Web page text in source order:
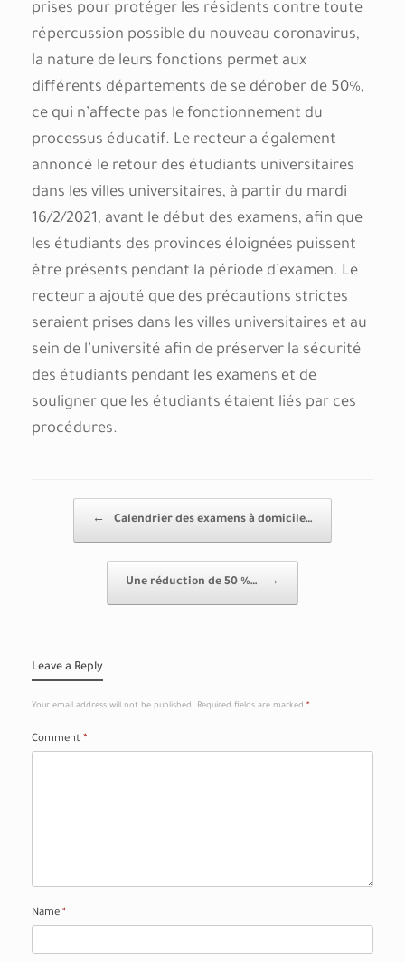
prises pour protéger les résidents contre toute
répercussion possible du nouveau coronavirus,
la nature de leurs fonctions permet aux
différents départements de se dérober de 50%,
ce qui n’affecte pas le fonctionnement du
processus éducatif. Le recteur a également
annoncé le retour des étudiants universitaires
dans les villes universitaires, à partir du mardi
16/2/2021, avant le début des examens, afin que
les étudiants des provinces éloignées puissent
être présents pendant la période d’examen. Le
recteur a ajouté que des précautions strictes
seraient prises dans les villes universitaires et au
sein de l’université afin de préserver la sécurité
des étudiants pendant les examens et de
souligner que les étudiants étaient liés par ces
procédures.
← Calendrier des examens à domicile…
Une réduction de 50 %… →
Leave a Reply
Your email address will not be published. Required fields are marked *
Comment *
Name *